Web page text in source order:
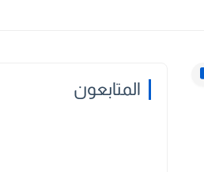
المتابعون